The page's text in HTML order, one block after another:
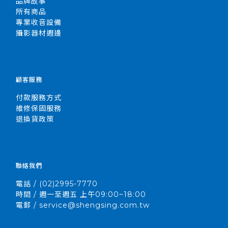
所有商品
專業收音設備
攝影器材週邊
顧客服務
付款服務方式
維修保固服務
退換貨政策
聯絡我們
電話 / (02)2995-7770
時間 / 週一至週五 上午09:00~18:00
電郵 / service@shengsing.com.tw